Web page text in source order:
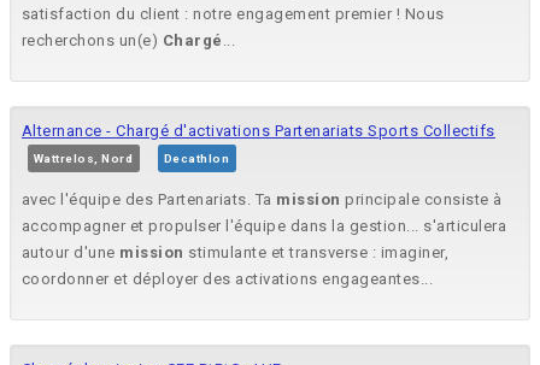
satisfaction du client : notre engagement premier ! Nous
recherchons un(e) Chargé ...
Alternance - Chargé d'activations Partenariats Sports Collectifs
Wattrelos, Nord Decathlon
avec l'équipe des Partenariats. Ta mission principale consiste à
accompagner et propulser l'équipe dans la gestion... s'articulera
autour d'une mission stimulante et transverse : imaginer,
coordonner et déployer des activations engageantes...